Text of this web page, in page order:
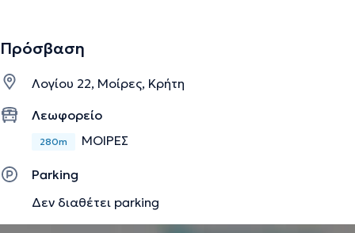
Πρόσβαση
Λογίου 22, Μοίρες, Κρήτη
Λεωφορείο
280m ΜΟΙΡΕΣ
Parking
Δεν διαθέτει parking